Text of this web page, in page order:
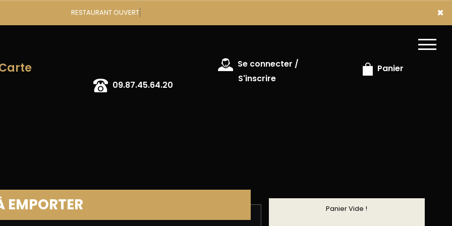
×
RESTAURANT
09.87.45.64.20
Se connecter /
S'inscrire
Panier
x
EMPORTER Panier Vide !